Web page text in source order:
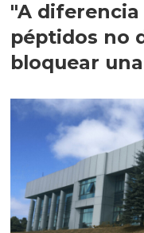
"A
péptidos no
bloquear